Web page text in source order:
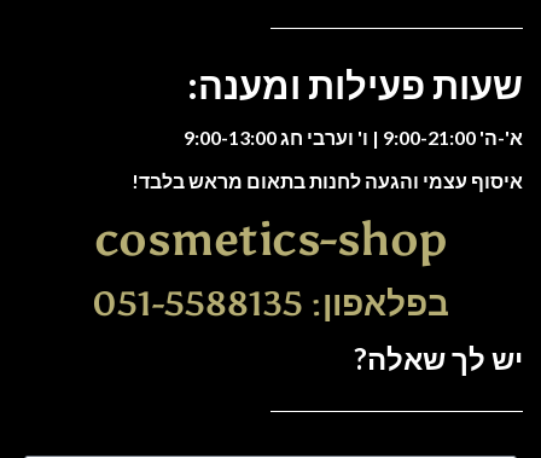
שעות פעילות ומענה:
א'-ה' 9:00-21:00 | ו' וערבי חג 9:00-13:00
איסוף עצמי והגעה לחנות בתאום מראש בלבד!
cosmetics-shop
בפלאפון: 051-5588135
יש לך שאלה?